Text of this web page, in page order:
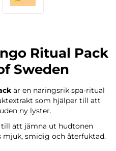
Ritual Pack
Sweden
är en näringsrik spa-ritual
som hjälper till att
ny lyster.
att jämna ut hudtonen
smidig och återfuktad.